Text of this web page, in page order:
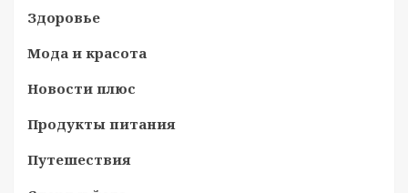
Здоровье
Мода и красота
Новости плюс
Продукты питания
Путешествия